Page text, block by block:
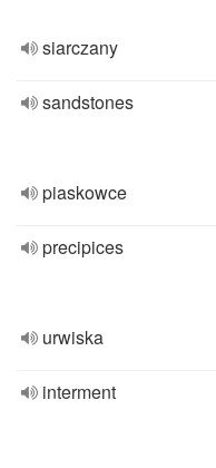
siarczany
sandstones
piaskowce
precipices
urwiska
interment